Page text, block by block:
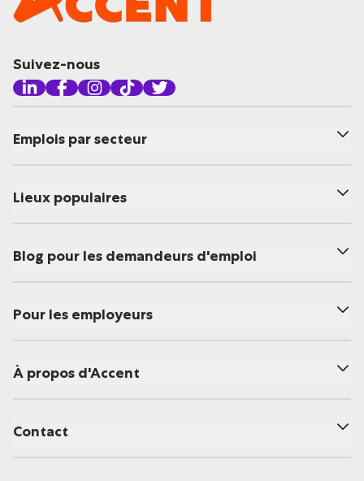
Suivez-nous
Emplois par secteur
Lieux populaires
Blog pour les demandeurs d'emploi
Pour les employeurs
À propos d'Accent
Contact